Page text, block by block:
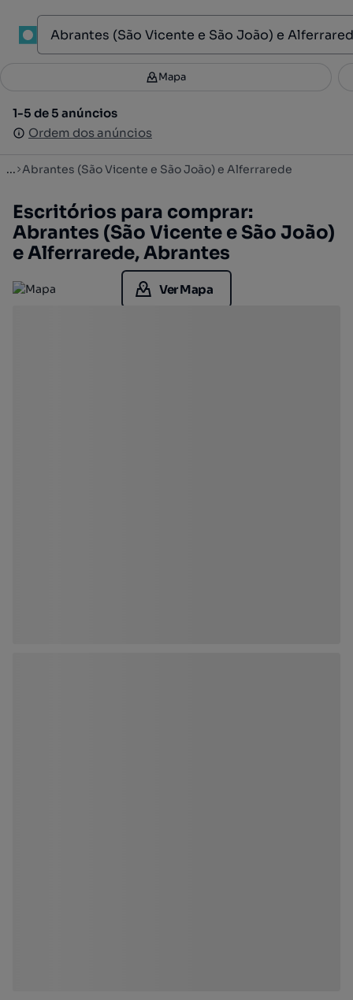
1
Filtros 3
1-5 de 5 anúncios
Ordem dos anúncios
Mapa
1-5 de 5 anúncios
Ordem dos anúncios
... Abrantes (São Vicente e São João) e Alferrarede
Escritórios para comprar:
Abrantes (São Vicente e São João)
e Alferrarede, Abrantes
Ver Mapa